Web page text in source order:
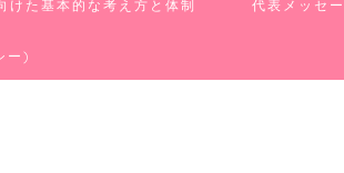
けた基本的な考え方と体制 代表メッセ
ー)